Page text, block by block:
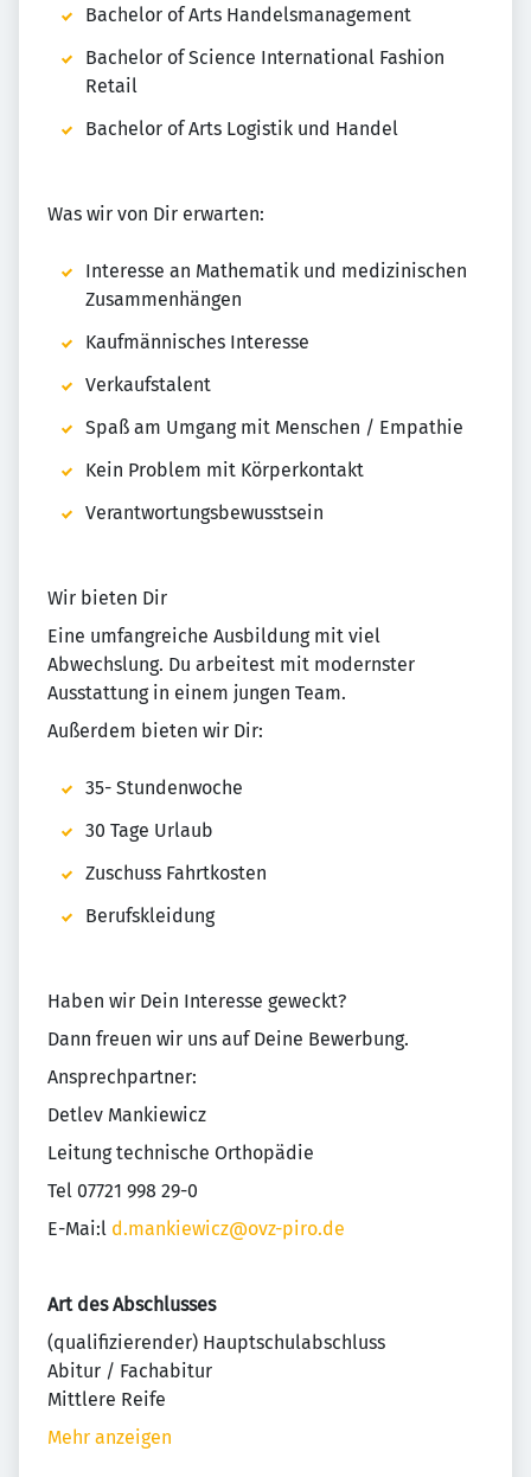
Bachelor of Arts Handelsmanagement
Bachelor of Science International Fashion
Retail
Bachelor of Arts Logistik und Handel
Was wir von Dir erwarten:
Interesse an Mathematik und medizinischen
Zusammenhängen
Kaufmännisches Interesse
Verkaufstalent
Spaß am Umgang mit Menschen / Empathie
Kein Problem mit Körperkontakt
Verantwortungsbewusstsein
Wir bieten Dir
Eine umfangreiche Ausbildung mit viel
Abwechslung. Du arbeitest mit modernster
Ausstattung in einem jungen Team.
Außerdem bieten wir Dir:
35- Stundenwoche
30 Tage Urlaub
Zuschuss Fahrtkosten
Berufskleidung
Haben wir Dein Interesse geweckt?
Dann freuen wir uns auf Deine Bewerbung.
Ansprechpartner:
Detlev Mankiewicz
Leitung technische Orthopädie
Tel 07721 998 29-0
E-Mai:l d.mankiewicz@ovz-piro.de
Art des Abschlusses
(qualifizierender) Hauptschulabschluss
Abitur / Fachabitur
Mittlere Reife
Mehr anzeigen